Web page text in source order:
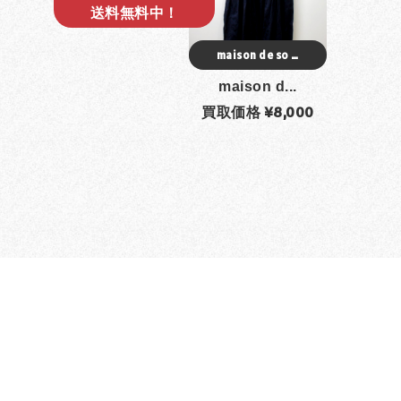
送料無料中！
maison de so …
maison d...
買取価格 ¥8,000